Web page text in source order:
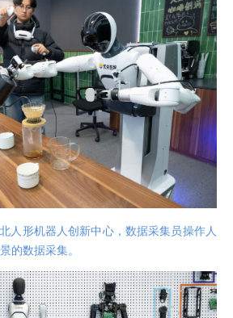
人形机器人创新中心，数据采集员操作人
的数据采集。